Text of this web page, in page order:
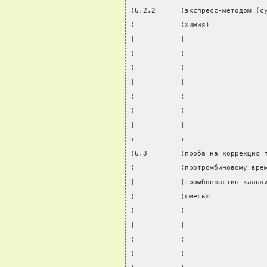
¦6.2.2      ¦экспресс-
¦           ¦химия)
¦           ¦
¦           ¦
¦           ¦
¦           ¦
¦           ¦
¦           ¦
¦           ¦
+-----------
¦6.3        ¦проба на
¦
¦           ¦тромбопластин-
¦           ¦смесью
¦           ¦
¦           ¦
¦           ¦
¦           ¦